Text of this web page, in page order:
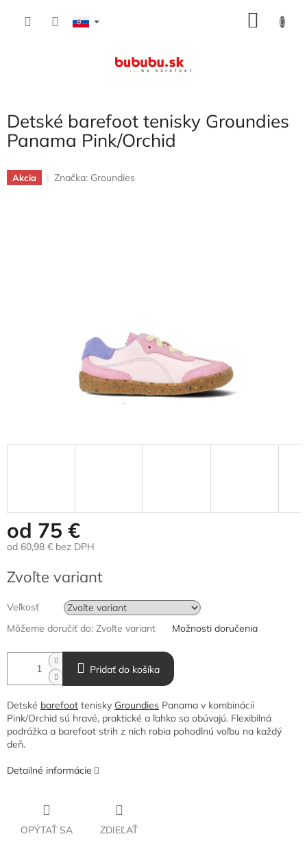
Detské barefoot tenisky Groundies
Panama Pink/Orchid
Akcia Značka: Groundies
od 75 €
od 60,98 € bez DPH
cena:
Zvoľte variant
Veľkosť
Môžeme doručiť do: Zvoľte variant Možnosti doručenia
Pridať do košíka
Detské barefoot tenisky Groundies Panama v kombinácii
Pink/Orchid sú hravé, praktické a ľahko sa obúvajú. Flexibilná
podrážka a barefoot strih z nich robia pohodlnú voľbu na každý
deň.
Detailné informácie
OPÝTAŤ SA ZDIEĽAŤ